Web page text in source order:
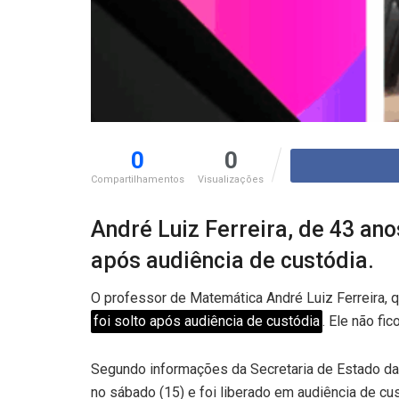
0
Compartilhamentos
0
Visualizações
André Luiz Ferreira, de 43
após audiência de custódia.
O professor de Matemática André Luiz Ferreira,
foi solto após audiência de custódia. Ele não
Segundo informações da Secretaria de Estado
no sábado (15) e foi liberado em audiência de